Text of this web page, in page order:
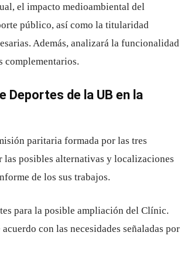
el impacto medioambiental del
público, así como la titularidad
Además, analizará la funcionalidad
complementarios.
Deportes de la UB en la
paritaria formada por las tres
posibles alternativas y localizaciones
de los sus trabajos.
para la posible ampliación del Clínic.
con las necesidades señaladas por